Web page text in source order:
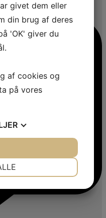
givet dem eller
din brug af deres
'OK' giver du
af cookies og
på vores